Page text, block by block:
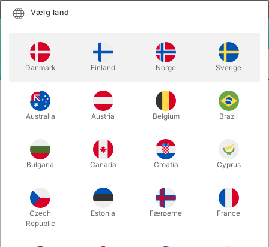
BRASS KNUCKLES - Doug Edwards
BRASS KNUCKLES - Doug Edwards
Vælg land
Danmark Finland Norge Sverige
Australia Austria Belgium Brazil
Bulgaria Canada Croatia Cyprus
Czech
Republic
Estonia Færøerne France